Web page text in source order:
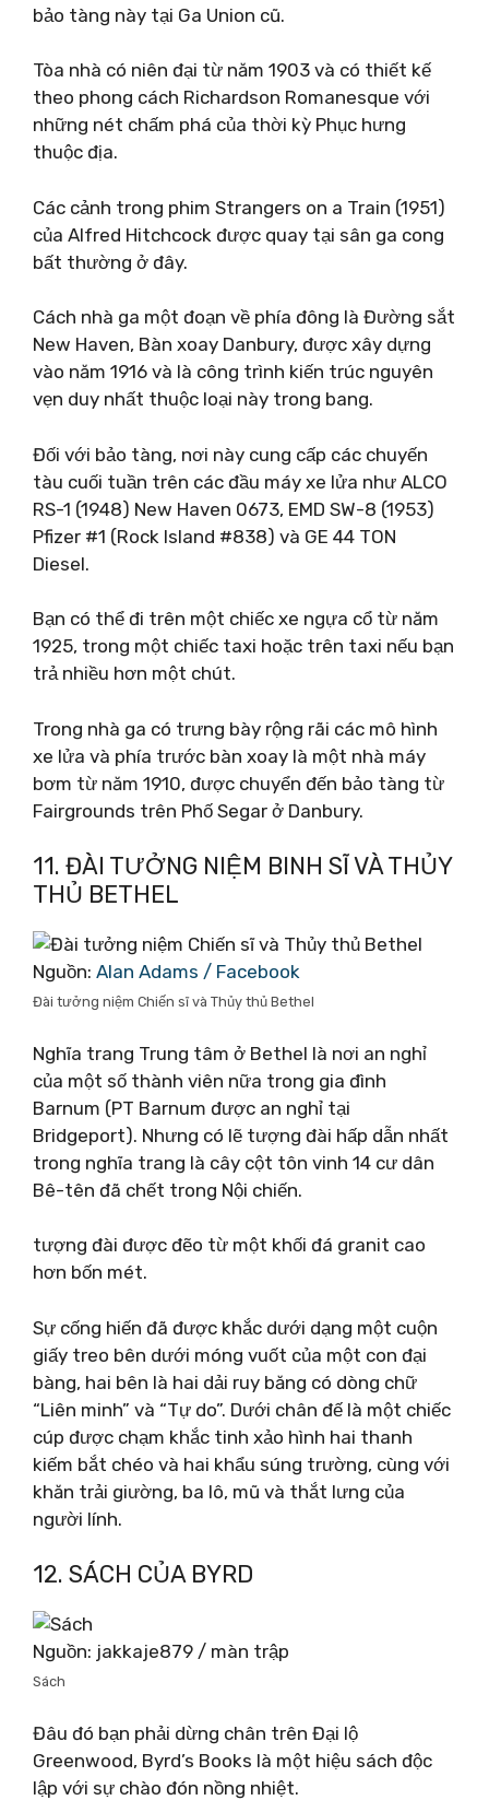
bảo tàng này tại Ga Union cũ.
Tòa nhà có niên đại từ năm 1903 và có thiết kế
theo phong cách Richardson Romanesque với
những nét chấm phá của thời kỳ Phục hưng
thuộc địa.
Các cảnh trong phim Strangers on a Train (1951)
của Alfred Hitchcock được quay tại sân ga cong
bất thường ở đây.
Cách nhà ga một đoạn về phía đông là Đường sắt
New Haven, Bàn xoay Danbury, được xây dựng
vào năm 1916 và là công trình kiến ​​trúc nguyên
vẹn duy nhất thuộc loại này trong bang.
Đối với bảo tàng, nơi này cung cấp các chuyến
tàu cuối tuần trên các đầu máy xe lửa như ALCO
RS-1 (1948) New Haven 0673, EMD SW-8 (1953)
Pfizer #1 (Rock Island #838) và GE 44 TON
Diesel.
Bạn có thể đi trên một chiếc xe ngựa cổ từ năm
1925, trong một chiếc taxi hoặc trên taxi nếu bạn
trả nhiều hơn một chút.
Trong nhà ga có trưng bày rộng rãi các mô hình
xe lửa và phía trước bàn xoay là một nhà máy
bơm từ năm 1910, được chuyển đến bảo tàng từ
Fairgrounds trên Phố Segar ở Danbury.
11. ĐÀI TƯỞNG NIỆM BINH SĨ VÀ THỦY
THỦ BETHEL
Nguồn: Alan Adams / Facebook
Đài tưởng niệm Chiến sĩ và Thủy thủ Bethel
Nghĩa trang Trung tâm ở Bethel là nơi an nghỉ
của một số thành viên nữa trong gia đình
Barnum (PT Barnum được an nghỉ tại
Bridgeport). Nhưng có lẽ tượng đài hấp dẫn nhất
trong nghĩa trang là cây cột tôn vinh 14 cư dân
Bê-tên đã chết trong Nội chiến.
tượng đài được đẽo từ một khối đá granit cao
hơn bốn mét.
Sự cống hiến đã được khắc dưới dạng một cuộn
giấy treo bên dưới móng vuốt của một con đại
bàng, hai bên là hai dải ruy băng có dòng chữ
“Liên minh” và “Tự do”. Dưới chân đế là một chiếc
cúp được chạm khắc tinh xảo hình hai thanh
kiếm bắt chéo và hai khẩu súng trường, cùng với
khăn trải giường, ba lô, mũ và thắt lưng của
người lính.
12. SÁCH CỦA BYRD
Nguồn: jakkaje879 / màn trập
Sách
Đâu đó bạn phải dừng chân trên Đại lộ
Greenwood, Byrd’s Books là một hiệu sách độc
lập với sự chào đón nồng nhiệt.